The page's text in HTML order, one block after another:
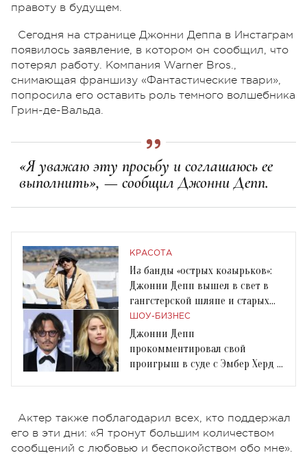
правоту в будущем.
Сегодня на странице Джонни Деппа в Инстаграм
появилось заявление, в котором он сообщил, что
потерял работу. Компания Warner Bros.,
снимающая франшизу «Фантастические твари»,
попросила его оставить роль темного волшебника
Грин-де-Вальда.
«Я уважаю эту просьбу и соглашаюсь ее
выполнить», — сообщил Джонни Депп.
КРАСОТА
Из банды «острых козырьков»:
Джонни Депп вышел в свет в
гангстерской шляпе и старых
сапогах
ШОУ-БИЗНЕС
Джонни Депп
прокомментировал свой
проигрыш в суде с Эмбер Херд и
Актер также поблагодарил всех, кто поддержал
его в эти дни: «Я тронут большим количеством
сообщений с любовью и беспокойством обо мне».